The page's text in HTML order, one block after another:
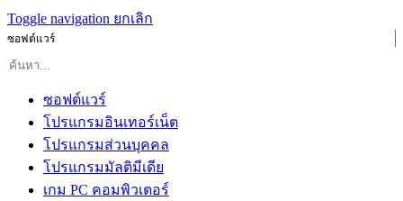
Toggle navigation ยกเลิก
ซอฟต์แวร์
ซอฟต์แวร์
โปรแกรมอินเทอร์เน็ต
โปรแกรมส่วนบุคคล
โปรแกรมมัลติมีเดีย
เกม PC คอมพิวเตอร์